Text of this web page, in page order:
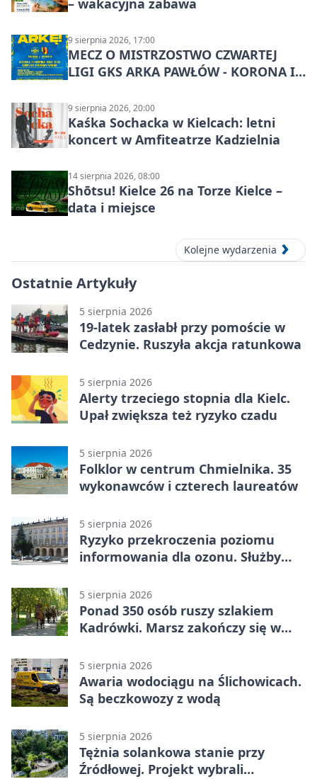
– wakacyjna zabawa
9 sierpnia 2026, 17:00
MECZ O MISTRZOSTWO CZWARTEJ
LIGI GKS ARKA PAWŁÓW - KORONA III
9 sierpnia 2026, 20:00
Kaśka Sochacka w Kielcach: letni
koncert w Amfiteatrze Kadzielnia
14 sierpnia 2026, 08:00
Shōtsu! Kielce 26 na Torze Kielce –
data i miejsce
Kolejne wydarzenia
Ostatnie Artykuły
5 sierpnia 2026
19-latek zasłabł przy pomoście w
Cedzynie. Ruszyła akcja ratunkowa
5 sierpnia 2026
Alerty trzeciego stopnia dla Kielc.
Upał zwiększa też ryzyko czadu
5 sierpnia 2026
Folklor w centrum Chmielnika. 35
wykonawców i czterech laureatów
5 sierpnia 2026
Ryzyko przekroczenia poziomu
informowania dla ozonu. Służby
5 sierpnia 2026
Ponad 350 osób ruszy szlakiem
Kadrówki. Marsz zakończy się w
5 sierpnia 2026
Awaria wodociągu na Ślichowicach.
Są beczkowozy z wodą
5 sierpnia 2026
Tężnia solankowa stanie przy
Źródłowej. Projekt wybrali